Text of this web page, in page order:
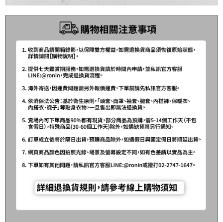
１．透過由恩沛科技股份有限公司提供之「AFTEE先享後付」服務完成之交
易，需依本服務之必要範圍內提供個人資料，並將交易相關給付款項請求債
權轉讓予恩沛科技股份有限公司。
https://aftee.tw/terms/#terms3
「AFTEE先享後付」，若未經同意申辦者引起之損失，本公司不負相關責
４．使用「AFTEE先享後付」時，將依據個別帳號之用戶狀況，依本公司即
時審查核予不同之上限額度；若仍有額度不足之情形，本公司將視審查結果
請求用戶進行身份認證。
５．嚴禁一人註冊多個帳號或使用他人資訊註冊。若發現惡意使用之情形，
恩沛科技股份有限公司將有權停止該用戶之使用額度並採取法律行動。
每筆NT$60，滿NT$1,200(含以上)免運費
一般宅配（門市自取請勿下單，請聯繫客服）
每筆NT$100，滿NT$2,000(含以上)免運費
離島一般宅配
每筆NT$200，滿NT$2,000(含以上)免運費
貨到付款（門市自取請勿下單，請聯繫客服）
每筆NT$200，滿NT$3,000(含以上)免運費
國家/地區配送(**下單前請私訊客服確認實際運費(運費另
計)，訂單才得以成立**)
查看運費